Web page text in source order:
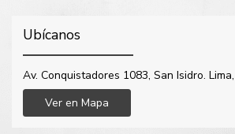
Ubícanos
Av. Conquistadores 1083, San Isidro.
Ver en Mapa